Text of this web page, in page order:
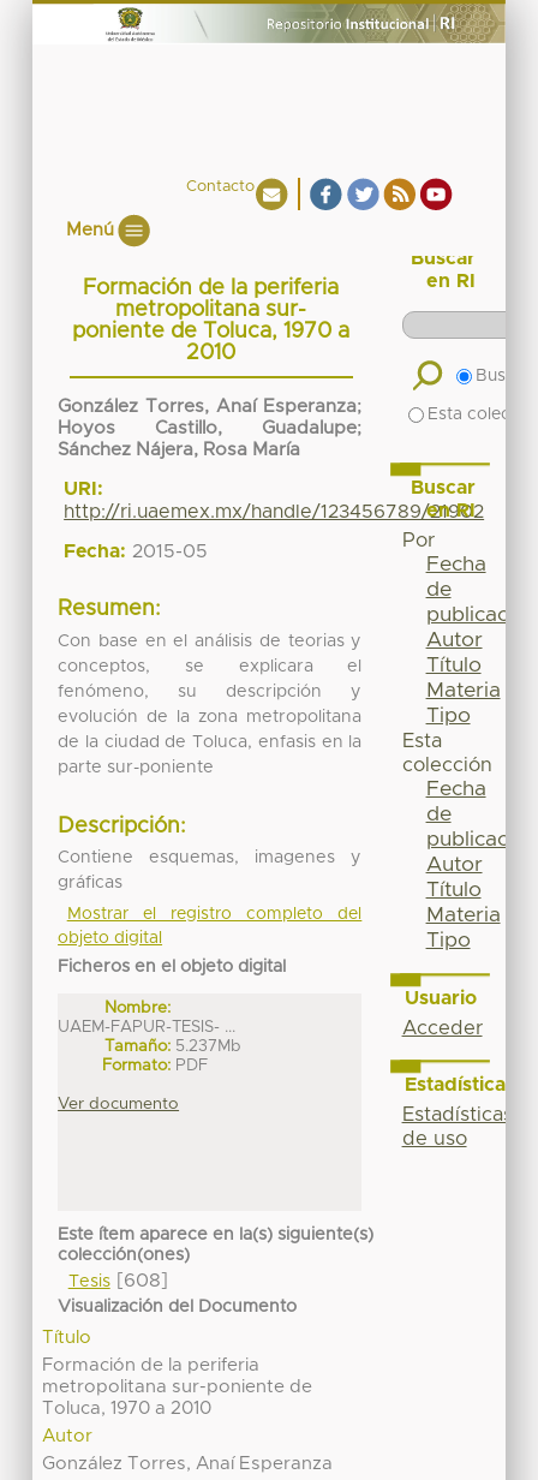
Contacto
Menú
Formación de la periferia
metropolitana sur-
poniente de Toluca, 1970 a
2010
González Torres, Anaí Esperanza;
Hoyos Castillo, Guadalupe;
Sánchez Nájera, Rosa María
URI:
http://ri.uaemex.mx/handle/123456789/21902
Fecha: 2015-05
Resumen:
Con base en el análisis de teorias y
conceptos, se explicara el
fenómeno, su descripción y
evolución de la zona metropolitana
de la ciudad de Toluca, enfasis en la
parte sur-poniente
Descripción:
Contiene esquemas, imagenes y
gráficas
Mostrar el registro completo del
objeto digital
Ficheros en el objeto digital
Nombre:
UAEM-FAPUR-TESIS- ...
Tamaño: 5.237Mb
Formato: PDF
Ver documento
Este ítem aparece en la(s) siguiente(s)
colección(ones)
Tesis[608]
Visualización del Documento
Título
Formación de la periferia
metropolitana sur-poniente de
Toluca, 1970 a 2010
Autor
González Torres, Anaí Esperanza
Buscar
en RI
Buscar
Esta
Buscar
en RI
Por
Fecha
de
publicación
Autor
Título
Materia
Tipo
Esta
colección
Fecha
de
publicación
Autor
Título
Materia
Tipo
Usuario
Acceder
Estadísticas
Estadísticas
de uso